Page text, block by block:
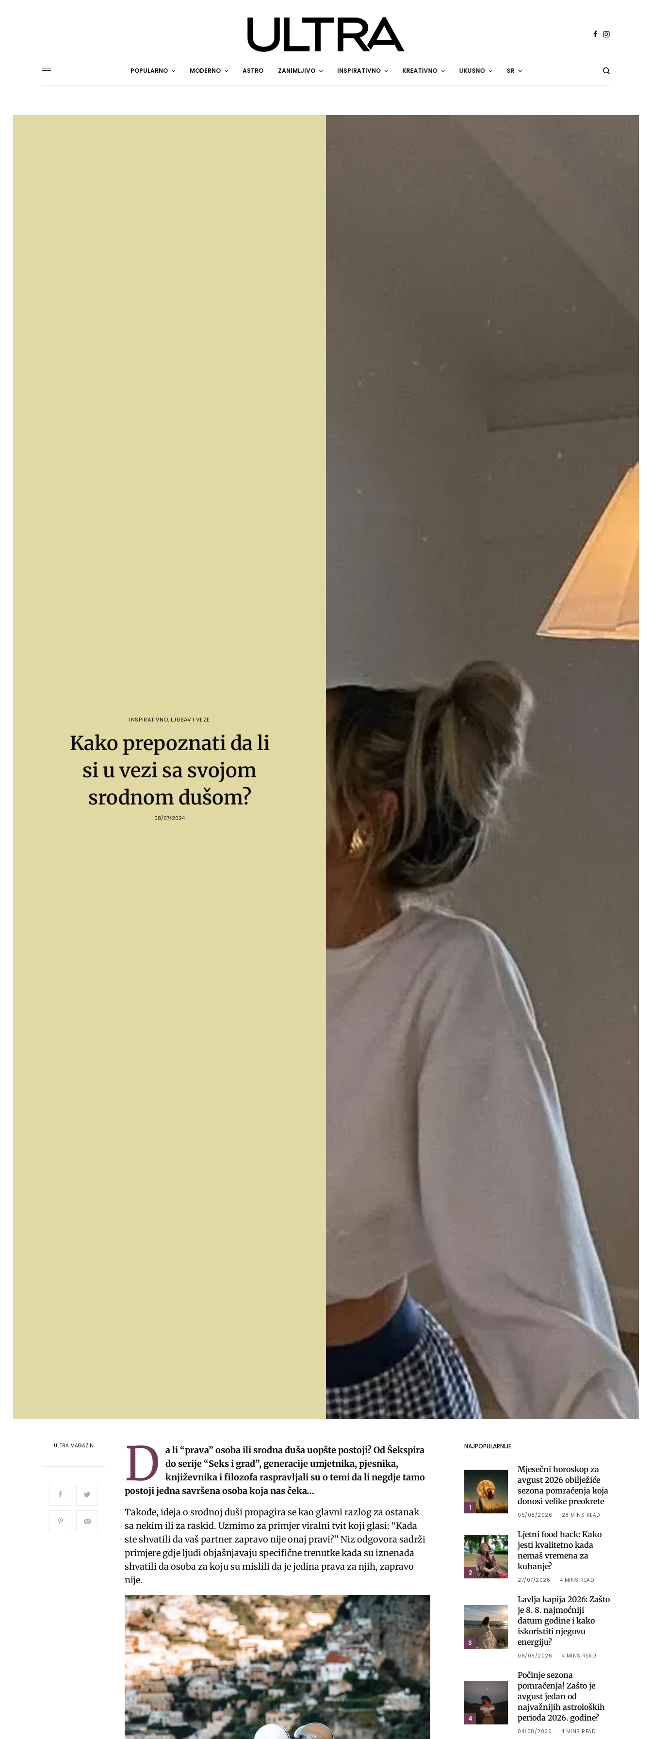
POPULARNO MODERNO ASTRO ZANIMLJIVO INSPIRATIVNO KREATIVNO UKUSNO SR
INSPIRATIVNO, LJUBAV I VEZE
Kako prepoznati da li
si u vezi sa svojom
srodnom dušom?
08/07/2024
ULTRA MAGAZIN D
a li “prava” osoba ili srodna duša uopšte postoji? Od Šekspira
do serije “Seks i grad”, generacije umjetnika, pjesnika,
književnika i filozofa raspravljali su o temi da li negdje tamo
postoji jedna savršena osoba koja nas čeka…
Takođe, ideja o srodnoj duši propagira se kao glavni razlog za ostanak
sa nekim ili za raskid. Uzmimo za primjer viralni tvit koji glasi: “Kada
ste shvatili da vaš partner zapravo nije onaj pravi?” Niz odgovora sadrži
primjere gdje ljudi objašnjavaju specifične trenutke kada su iznenada
shvatili da osoba za koju su mislili da je jedina prava za njih, zapravo
nije.
NAJPOPULARNIJE
1
Mjesečni horoskop za
avgust 2026 obilježiće
sezona pomračenja koja
donosi velike preokrete
05/08/2026 28 MINS READ
2
Ljetni food hack: Kako
jesti kvalitetno kada
nemaš vremena za
kuhanje?
27/07/2026 4 MINS READ
3
Lavlja kapija 2026: Zašto
je 8. 8. najmoćniji
datum godine i kako
iskoristiti njegovu
energiju?
06/08/2026 4 MINS READ
4
Počinje sezona
pomračenja! Zašto je
avgust jedan od
najvažnijih astroloških
perioda 2026. godine?
04/08/2026 4 MINS READ